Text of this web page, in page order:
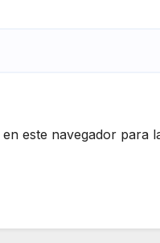
este navegador para